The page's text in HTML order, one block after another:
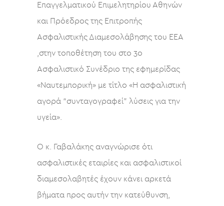
Επαγγελματικού Επιμελητηρίου Αθηνών
και Πρόεδρος της Επιτροπής
Ασφαλιστικής Διαμεσολάβησης του ΕΕΑ
,στην τοποθέτηση του στο 3ο
Ασφαλιστικό Συνέδριο της εφημερίδας
«Ναυτεμπορική» με τίτλο «Η ασφαλιστική
αγορά “συνταγογραφεί” λύσεις για την
υγεία».
Ο κ. Γαβαλάκης αναγνώρισε ότι
ασφαλιστικές εταιρίες και ασφαλιστικοί
διαμεσολαβητές έχουν κάνει αρκετά
βήματα προς αυτήν την κατεύθυνση,